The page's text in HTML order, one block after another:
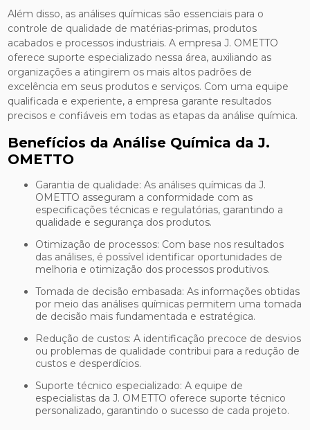
Além disso, as análises químicas são essenciais para o
controle de qualidade de matérias-primas, produtos
acabados e processos industriais. A empresa J. OMETTO
oferece suporte especializado nessa área, auxiliando as
organizações a atingirem os mais altos padrões de
excelência em seus produtos e serviços. Com uma equipe
qualificada e experiente, a empresa garante resultados
precisos e confiáveis em todas as etapas da análise química.
Benefícios da Análise Química da J.
OMETTO
Garantia de qualidade: As análises químicas da J.
OMETTO asseguram a conformidade com as
especificações técnicas e regulatórias, garantindo a
qualidade e segurança dos produtos.
Otimização de processos: Com base nos resultados
das análises, é possível identificar oportunidades de
melhoria e otimização dos processos produtivos.
Tomada de decisão embasada: As informações obtidas
por meio das análises químicas permitem uma tomada
de decisão mais fundamentada e estratégica.
Redução de custos: A identificação precoce de desvios
ou problemas de qualidade contribui para a redução de
custos e desperdícios.
Suporte técnico especializado: A equipe de
especialistas da J. OMETTO oferece suporte técnico
personalizado, garantindo o sucesso de cada projeto.